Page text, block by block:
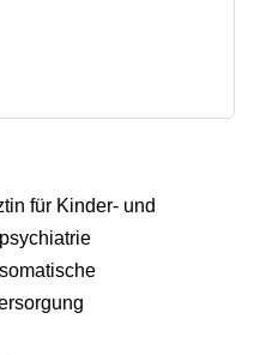
für Kinder- und